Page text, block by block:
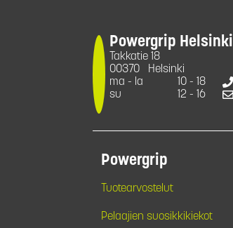
Powergrip Helsinki
Takkatie 18
00370
Helsinki
ma - la
10 - 18
su
12 - 16
Powergrip
Tuotearvostelut
Pelaajien suosikkikiekot